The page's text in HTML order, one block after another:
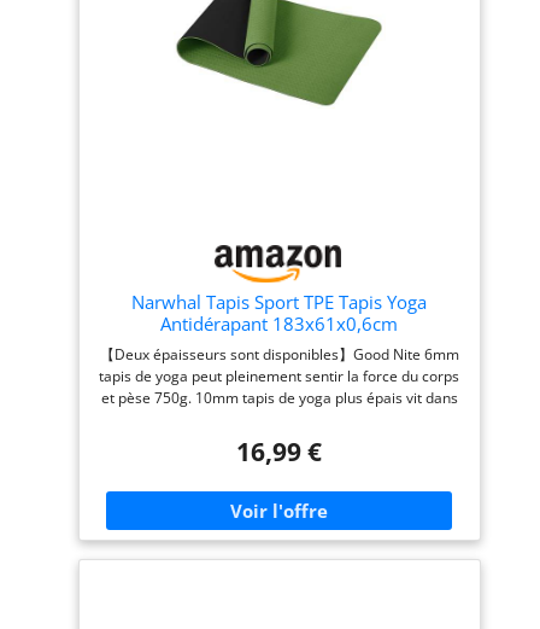
Narwhal Tapis Sport TPE Tapis Yoga
Antidérapant 183x61x0,6cm
【Deux épaisseurs sont disponibles】Good Nite 6mm
tapis de yoga peut pleinement sentir la force du corps
et pèse 750g. 10mm tapis de yoga plus épais vit dans
couches conviennent pour le Pilates, le Hiit, le Yoga, le
Body et d'autres sports 【TPE Material】Le tapis de
nécessaire. Il présente les avantages d'une élasticité,
d'une résistance et d'une densité élevées. Il est donc
durable, ne se déforme pas facilement et a un bon
16,99 €